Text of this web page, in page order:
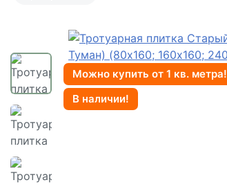
Можно купить от 1 кв. метра!
В наличии!